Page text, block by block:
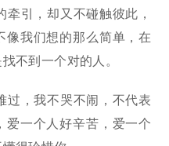
引，却又不碰触彼此，
像我们想的那么简单，在
不到一个对的人。
过，我不哭不闹，不代表
爱一个人好辛苦，爱一个